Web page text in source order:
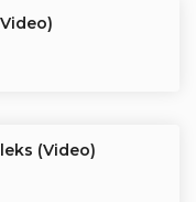
(Video)